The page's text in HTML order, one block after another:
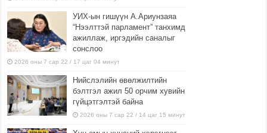
УИХ-ын гишүүн А.Ариунзаяа
“Нээлттэй парламент” танхимд
ажиллаж, иргэдийн саналыг
сонслоо
2026 оны 7 сар 22 / 17 цаг 04 минут
Нийслэлийн өвөлжилтийн
бэлтгэл ажил 50 орчим хувийн
гүйцэтгэлтэй байна
2026 оны 7 сар 22 / 14 цаг 15 минут